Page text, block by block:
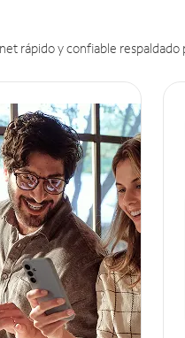
rápido y confiable respaldado